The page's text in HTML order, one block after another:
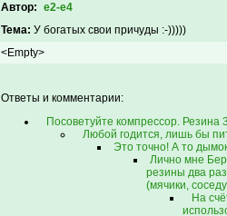
Автор: e2-e4
Тема: У богатых свои причуды :-)))))
<Empty>
Ответы и комментарии:
Посоветуйте компрессор. Резина
Любой годится, лишь бы
Это точно! А то
Лично мне
резины два
(мячики,
На